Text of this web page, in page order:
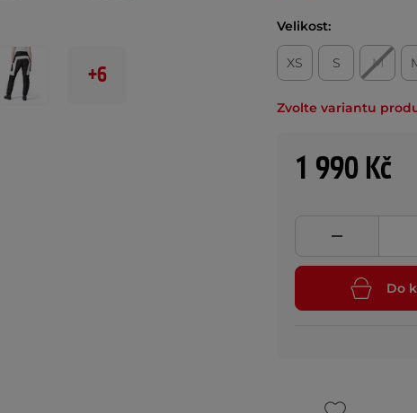
+6
Velikost:
XS S M
Zvolte variantu
1 990 Kč
Do